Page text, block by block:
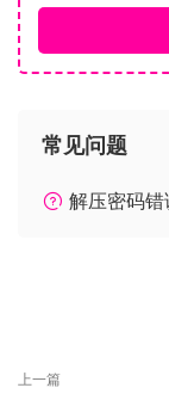
dive back
world with
roads,
locations.
Combat –
archetypes
mechanics
including
常见问题
解压密码错
上一篇